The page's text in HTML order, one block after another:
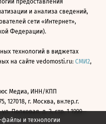
и технологии
предоставления
и анализа сведений,
сети «Интернет»,
Федерации).
технологий в виджетах
на сайте vedomosti.ru: СМИ2,
Медиа, ИНН/КПП
127018, г. Москва, вн.тер.г.
Полковая, д. 3, стр. 1 1999—